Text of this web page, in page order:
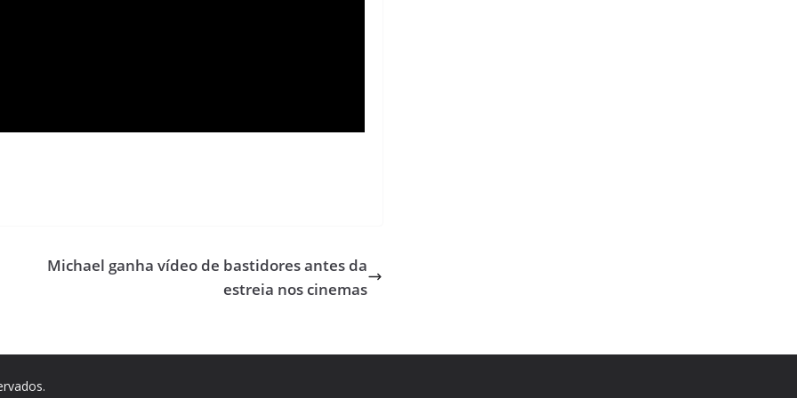
Michael ganha vídeo de bastidores antes da
estreia nos cinemas